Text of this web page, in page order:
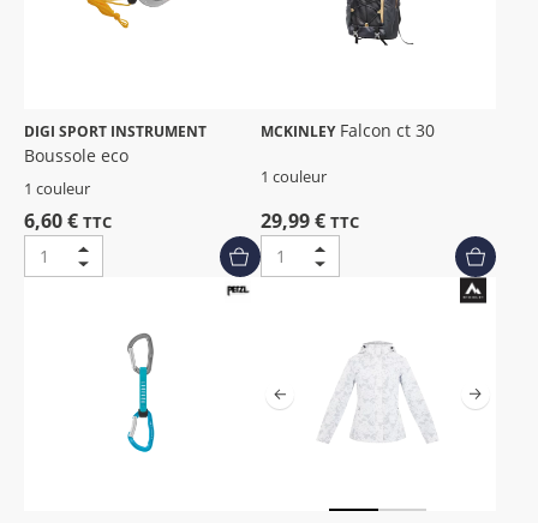
DIGI SPORT INSTRUMENT
Boussole eco
1 couleur
6,60 € TTC
MCKINLEY Falcon ct 30
1 couleur
29,99 € TTC